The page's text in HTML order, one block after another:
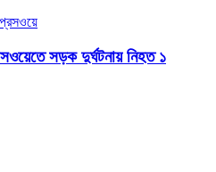
সড়ক দুর্ঘটনায় নিহত ১